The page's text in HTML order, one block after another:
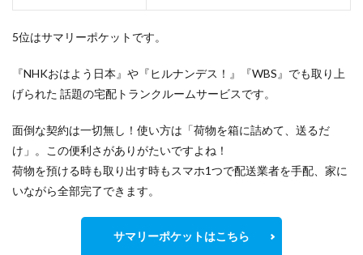
5位はサマリーポケットです。
『NHKおはよう日本』や『ヒルナンデス！』『WBS』でも取り上
げられた 話題の宅配トランクルームサービスです。
面倒な契約は一切無し！使い方は「荷物を箱に詰めて、送るだ
け」。この便利さがありがたいですよね！
荷物を預ける時も取り出す時もスマホ1つで配送業者を手配、家に
いながら全部完了できます。
サマリーポケットはこちら